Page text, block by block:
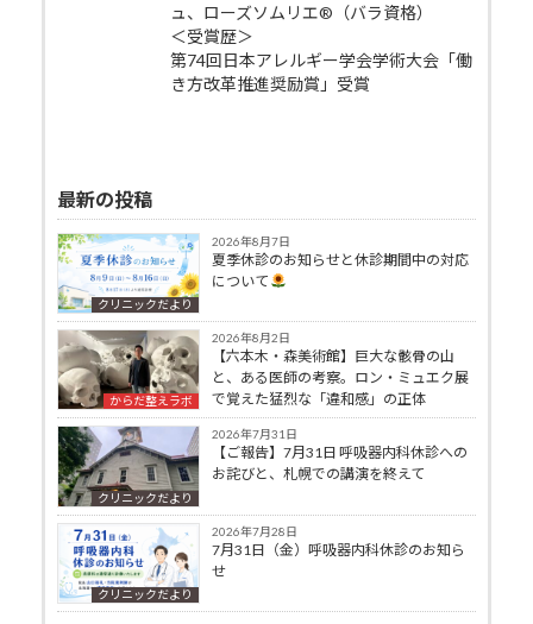
ュ、ローズソムリエ®（バラ資格）
＜受賞歴＞
第74回日本アレルギー学会学術大会「働
き方改革推進奨励賞」受賞
最新の投稿
クリニックだより
2026年8月7日
夏季休診のお知らせと休診期間中の対応
について
からだ整えラボ
2026年8月2日
【六本木・森美術館】巨大な骸骨の山
と、ある医師の考察。ロン・ミュエク展
で覚えた猛烈な「違和感」の正体
クリニックだより
2026年7月31日
【ご報告】7月31日 呼吸器内科休診への
お詫びと、札幌での講演を終えて
クリニックだより
2026年7月28日
7月31日（金）呼吸器内科休診のお知ら
せ